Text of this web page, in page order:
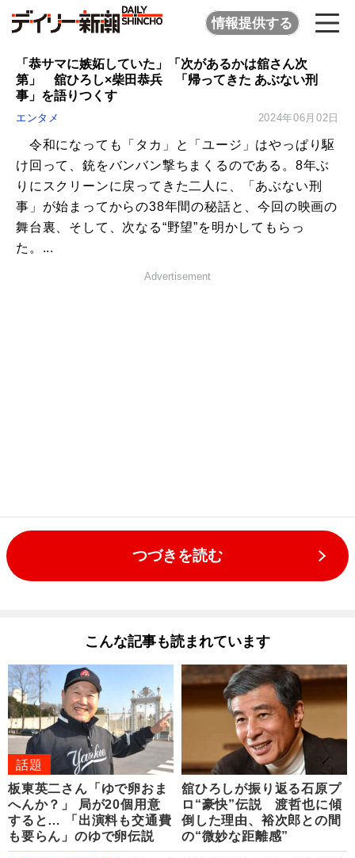
情報提供する
「恭サマに嫉妬していた」「次があるかは舘さん次
第」 舘ひろし×柴田恭兵 「帰ってきた あぶない刑
事」を語りつくす
エンタメ 2024年06月02日
令和になっても「タカ」と「ユージ」はやっぱり駆
け回って、銃をバンバン撃ちまくるのである。8年ぶ
りにスクリーンに戻ってきた二人に、「あぶない刑
事」が始まってからの38年間の秘話と、今回の映画の
舞台裏、そして、次なる“野望”を明かしてもらっ
た。...
Advertisement
つづきを読む
こんな記事も読まれています
話題
板東英二さん「ゆで卵おま
へんか？」 局が20個用意
すると… 「出演料も交通費
も要らん」のゆで卵伝説
舘ひろしが振り返る石原プ
ロ“豪快”伝説 渡哲也に傾
倒した理由、裕次郎との間
の“微妙な距離感”